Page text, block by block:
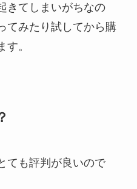
きてしまいがちなの
てみたり試してから購
す。
ても評判が良いので